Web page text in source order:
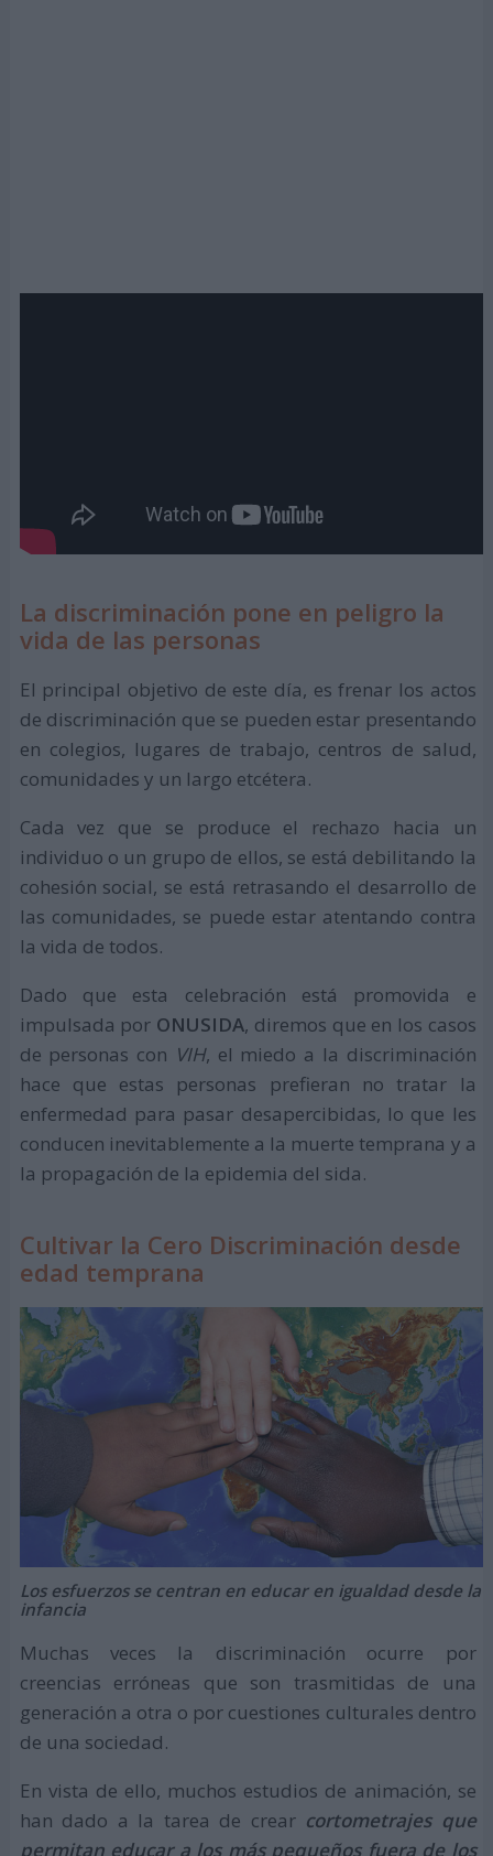
La discriminación pone en peligro la
vida de las personas
El principal objetivo de este día, es frenar los actos
de discriminación que se pueden estar presentando
en colegios, lugares de trabajo, centros de salud,
comunidades y un largo etcétera.
Cada vez que se produce el rechazo hacia un
individuo o un grupo de ellos, se está debilitando la
cohesión social, se está retrasando el desarrollo de
las comunidades, se puede estar atentando contra
la vida de todos.
Dado que esta celebración está promovida e
impulsada por ONUSIDA, diremos que en los casos
de personas con VIH, el miedo a la discriminación
hace que estas personas prefieran no tratar la
enfermedad para pasar desapercibidas, lo que les
conducen inevitablemente a la muerte temprana y a
la propagación de la epidemia del sida.
Cultivar la Cero Discriminación desde
edad temprana
Los esfuerzos se centran en educar en igualdad desde la
infancia
Muchas veces la discriminación ocurre por
creencias erróneas que son trasmitidas de una
generación a otra o por cuestiones culturales dentro
de una sociedad.
En vista de ello, muchos estudios de animación, se
han dado a la tarea de crear cortometrajes que
permitan educar a los más pequeños fuera de los